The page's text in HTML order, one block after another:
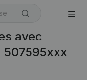
avec
507595xxx